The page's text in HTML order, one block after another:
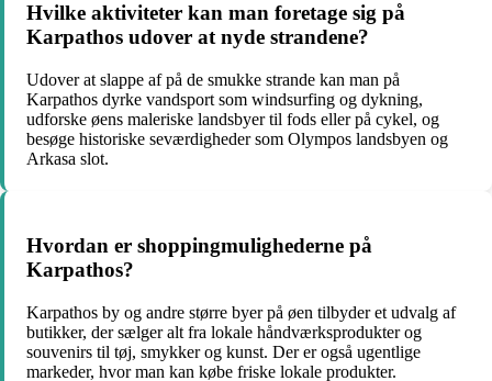
Hvilke aktiviteter kan man foretage sig på
Karpathos udover at nyde strandene?
Udover at slappe af på de smukke strande kan man på
Karpathos dyrke vandsport som windsurfing og dykning,
udforske øens maleriske landsbyer til fods eller på cykel, og
besøge historiske seværdigheder som Olympos landsbyen og
Arkasa slot.
Hvordan er shoppingmulighederne på
Karpathos?
Karpathos by og andre større byer på øen tilbyder et udvalg af
butikker, der sælger alt fra lokale håndværksprodukter og
souvenirs til tøj, smykker og kunst. Der er også ugentlige
markeder, hvor man kan købe friske lokale produkter.